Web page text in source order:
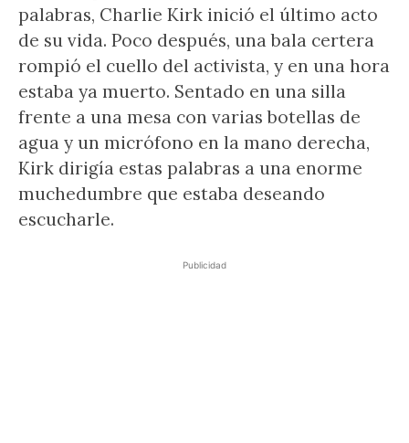
palabras, Charlie Kirk inició el último acto
de su vida. Poco después, una bala certera
rompió el cuello del activista, y en una hora
estaba ya muerto. Sentado en una silla
frente a una mesa con varias botellas de
agua y un micrófono en la mano derecha,
Kirk dirigía estas palabras a una enorme
muchedumbre que estaba deseando
escucharle.
Publicidad